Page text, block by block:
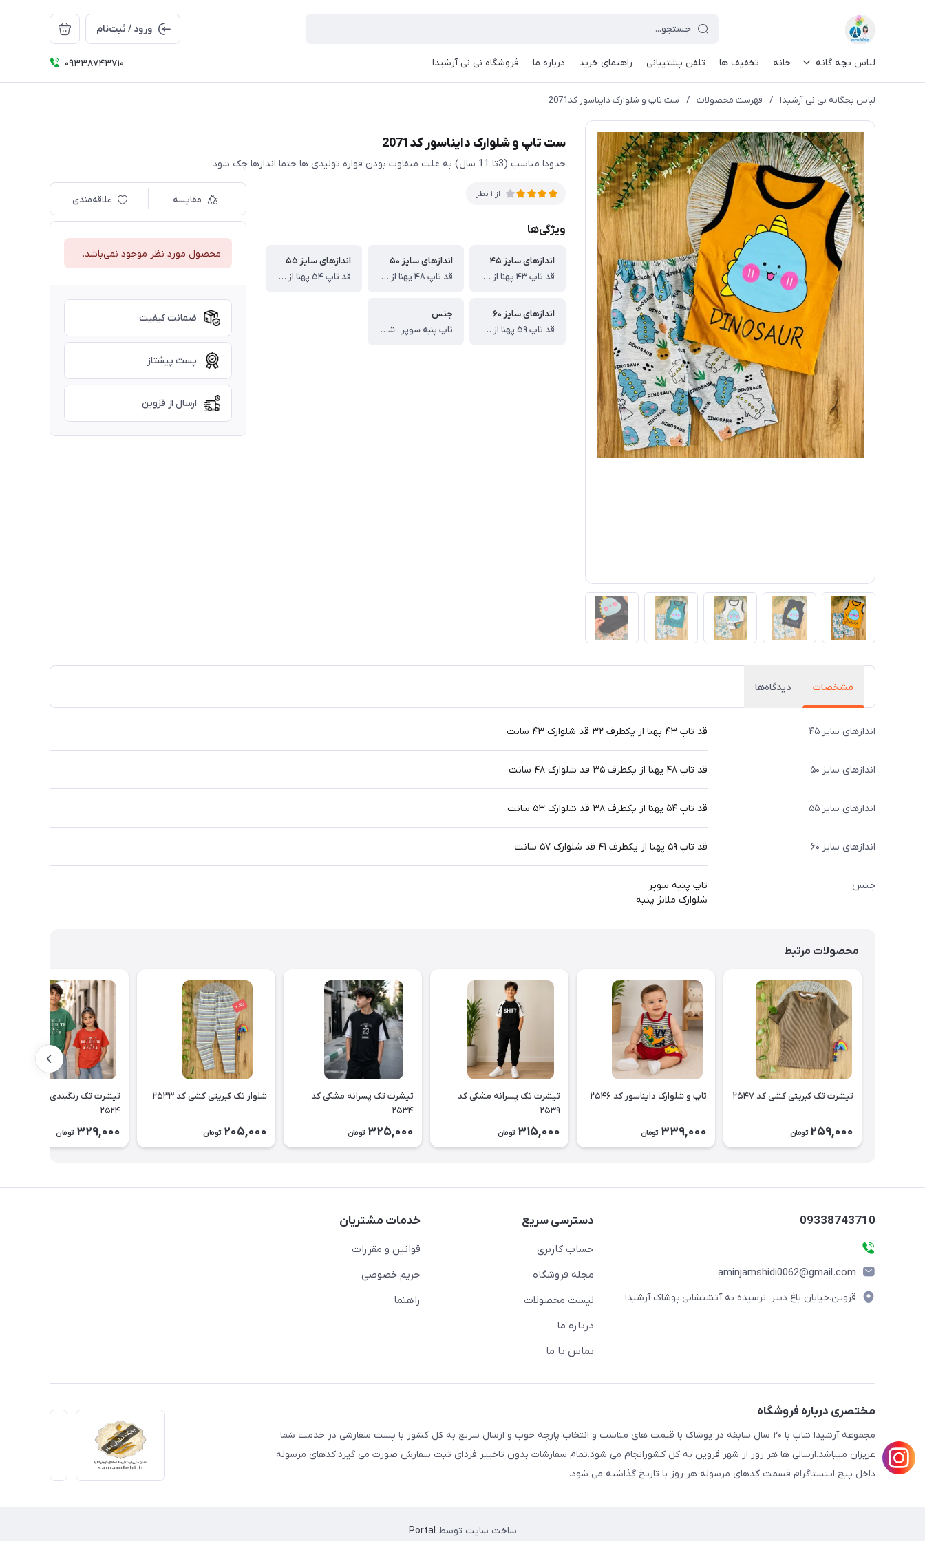
ورود / ثبت‌نام
لباس بچه گانه خانه تخفیف ها تلفن پشتیبانی راهنمای خرید درباره ما فروشگاه نی نی آرشیدا 09338743710
لباس بچگانه نی نی آرشیدا / فهرست محصولات / ست تاپ و شلوارک دایناسور کد2071
ست تاپ و شلوارک دایناسور کد2071
حدودا مناسب (3تا 11 سال) به علت متفاوت بودن قواره تولیدی ها حتما اندازها چک شود
از 1 نظر
ویژگی‌ها
اندازهای سایز ۴۵
قد تاپ ۴۳ پهنا از یکطرف ۳۲ قد شلوارک ۴۳ سانت
اندازهای سایز ۵۰
قد تاپ ۴۸ پهنا از یکطرف ۳۵ قد شلوارک ۴۸ سانت
اندازهای سایز ۵۵
قد تاپ ۵۴ پهنا از یکطرف ۳۸ قد شلوارک ۵۳ سانت
اندازهای سایز ۶۰
قد تاپ ۵۹ پهنا از یکطرف ۴۱ قد شلوارک ۵۷ سانت
جنس
تاپ پنبه سوپر ، شلوارک ملانژ پنبه
مقایسه علاقه‌مندی
محصول مورد نظر موجود نمی‌باشد.
ضمانت کیفیت
پست پیشتاز
ارسال از قزوین
مشخصات دیدگاه‌ها
اندازهای سایز ۴۵ قد تاپ ۴۳ پهنا از یکطرف ۳۲ قد شلوارک ۴۳ سانت
اندازهای سایز ۵۰ قد تاپ ۴۸ پهنا از یکطرف ۳۵ قد شلوارک ۴۸ سانت
اندازهای سایز ۵۵ قد تاپ ۵۴ پهنا از یکطرف ۳۸ قد شلوارک ۵۳ سانت
اندازهای سایز ۶۰ قد تاپ ۵۹ پهنا از یکطرف ۴۱ قد شلوارک ۵۷ سانت
جنس
تاپ پنبه سوپر
شلوارک ملانژ پنبه
محصولات مرتبط
تیشرت تک کبریتی کشی کد ۲۵۴۷
259,000 تومان
تاپ و شلوارک دایناسور کد ۲۵۴۶
339,000 تومان
تیشرت تک پسرانه مشکی کد
۲۵۳۹
315,000 تومان
تیشرت تک پسرانه مشکی کد
۲۵۳۴
325,000 تومان
شلوار تک کبریتی کشی کد ۲۵۳۳
205,000 تومان
تیشرت تک رنگبندی اسپرت کد
۲۵۲۴
329,000 تومان
09338743710
aminjamshidi0062@gmail.com
قزوین.خیابان باغ دبیر .نرسیده به آتشنشانی.پوشاک آرشیدا
دسترسی سریع
حساب کاربری
مجله فروشگاه
لیست محصولات
درباره ما
تماس با ما
خدمات مشتریان
قوانین و مقررات
حریم خصوصی
راهنما
مختصری درباره فروشگاه
مجموعه آرشیدا شاپ با ۲۰ سال سابقه در پوشاک با قیمت های مناسب و انتخاب پارچه خوب و ارسال سریع به کل کشور با پست سفارشی در خدمت شما
عزیزان میباشد.ارسالی ها هر روز از شهر قزوین به کل کشورانجام می شود.تمام سفارشات بدون تاخییر فردای ثبت سفارش صورت می گیرد.کدهای مرسوله
داخل پیج اینستاگرام قسمت کدهای مرسوله هر روز با تاریخ گذاشته می شود.
ساخت سایت توسط Portal